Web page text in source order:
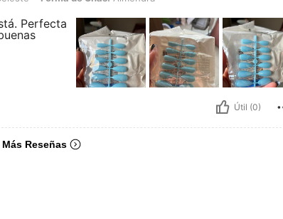
Perfecta
Útil (0)
Más Reseñas